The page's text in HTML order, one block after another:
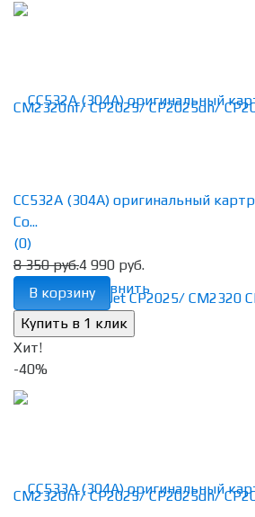
избранное сравнить
CC532A (304A) оригинальный
Co...
(0)
8 350 руб.4 990 руб.
В корзину
Хит!
-40%